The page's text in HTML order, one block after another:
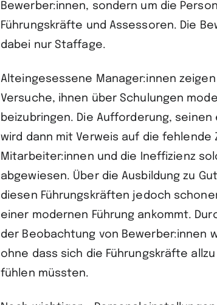
Bewerber:innen, sondern um die
Führungskräfte und Assessoren. Die
dabei nur Staffage.
Alteingesessene Manager:innen
Versuche, ihnen über Schulungen
beizubringen. Die Aufforderung,
wird dann mit Verweis auf die
Mitarbeiter:innen und die Ineffizienz
abgewiesen. Über die Ausbildung zu
diesen Führungskräften jedoch
einer modernen Führung ankommt.
der Beobachtung von Bewerber:innen
ohne dass sich die Führungskräfte
fühlen müssten.